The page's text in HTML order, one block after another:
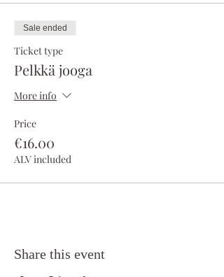
Sale ended
Ticket type
Pelkkä jooga
More info
Price
€16.00
ALV included
Share this event